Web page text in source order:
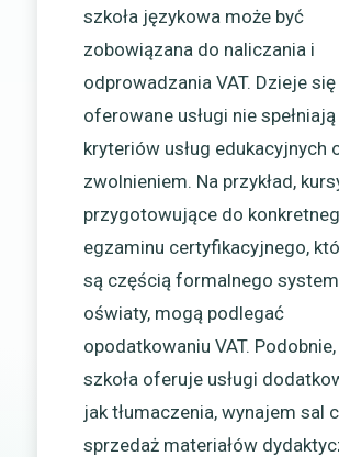
szkoła językowa może być
zobowiązana do naliczania i
odprowadzania VAT. Dzieje
oferowane usługi nie spełniają
kryteriów usług edukacyjnych
zwolnieniem. Na przykład,
przygotowujące do
egzaminu certyfikacyjnego,
są częścią formalnego
oświaty, mogą podlegać
opodatkowaniu VAT.
szkoła oferuje usługi
jak tłumaczenia, wynajem sal
sprzedaż materiałów